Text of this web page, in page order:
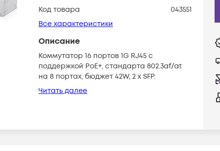
Код товара
043551
Все характеристики
Описание
Коммутатор 16 портов 1G RJ45 с
поддержкой PoE+, стандарта 802.3af/at
на 8 портах, бюджет 42W, 2 х SFP.
Читать далее